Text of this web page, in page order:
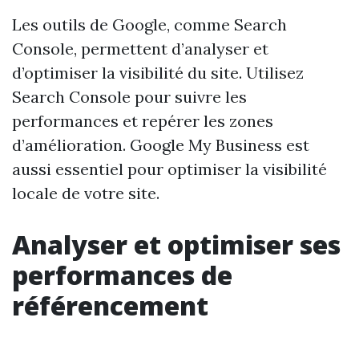
Les outils de Google, comme Search
Console, permettent d’analyser et
d’optimiser la visibilité du site. Utilisez
Search Console pour suivre les
performances et repérer les zones
d’amélioration. Google My Business est
aussi essentiel pour optimiser la visibilité
locale de votre site.
Analyser et optimiser ses
performances de
référencement